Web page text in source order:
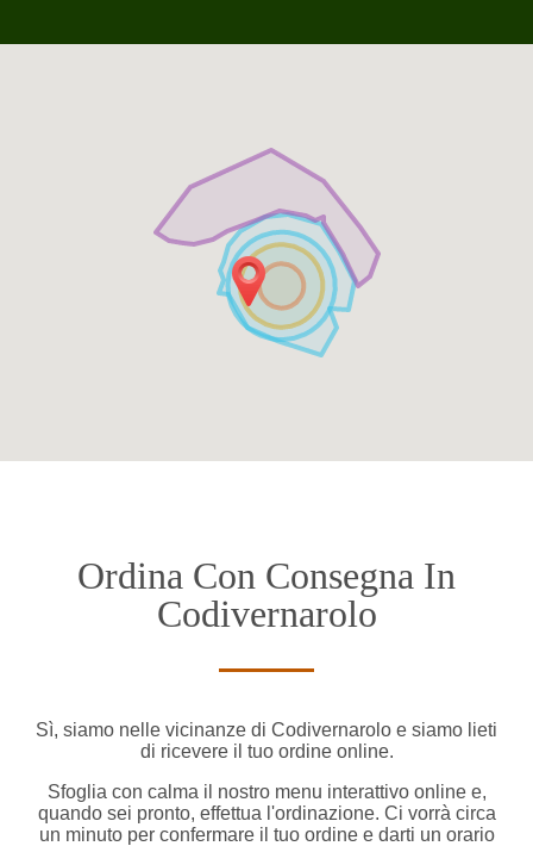
Ordina Con Consegna In
Codivernarolo
Sì, siamo nelle vicinanze di Codivernarolo e siamo lieti
di ricevere il tuo ordine online.
Sfoglia con calma il nostro menu interattivo online e,
quando sei pronto, effettua l'ordinazione. Ci vorrà circa
un minuto per confermare il tuo ordine e darti un orario